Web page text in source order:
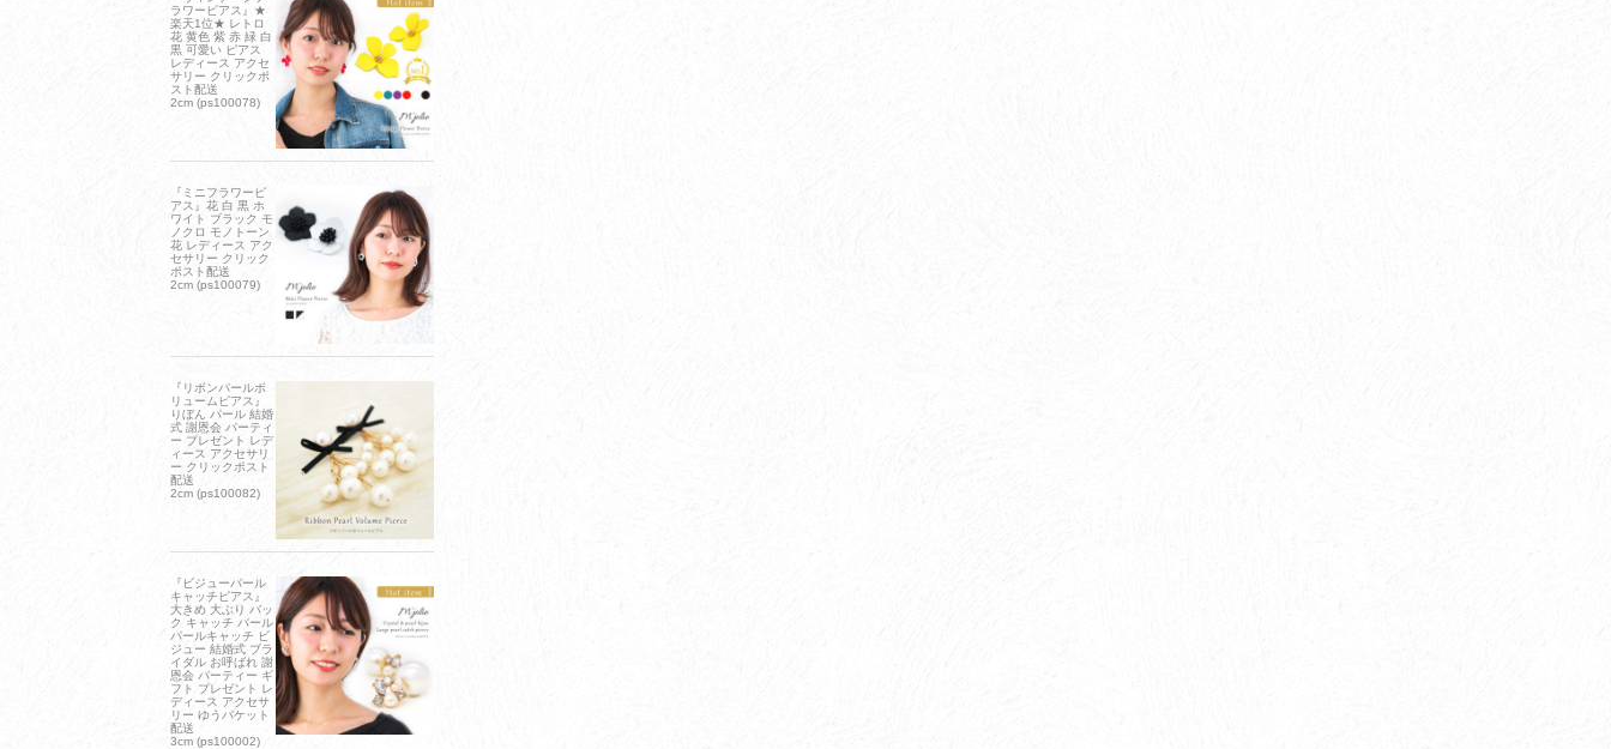
ラワーピアス』★
楽天1位★ レトロ
花 黄色 紫 赤 緑 白
黒 可愛い ピアス
レディース アクセ
サリー クリックポ
スト配送
2cm (ps100078)
『ミニフラワーピ
アス』花 白 黒 ホ
ワイト ブラック モ
ノクロ モノトーン
花 レディース アク
セサリー クリック
ポスト配送
2cm (ps100079)
『リボンパールボ
リュームピアス』
りぼん パール 結婚
式 謝恩会 パーティ
ー プレゼント レデ
ィース アクセサリ
ー クリックポスト
配送
2cm (ps100082)
『ビジューパール
キャッチピアス』
大きめ 大ぶり バッ
ク キャッチ パール
パールキャッチ ビ
ジュー 結婚式 ブラ
イダル お呼ばれ 謝
恩会 パーティー ギ
フト プレゼント レ
ディース アクセサ
リー ゆうパケット
配送
3cm (ps100002)